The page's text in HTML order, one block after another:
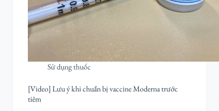
Sử dụng thuốc
[Video] Lưu ý khi chuẩn bị vaccine Moderna trước
tiêm